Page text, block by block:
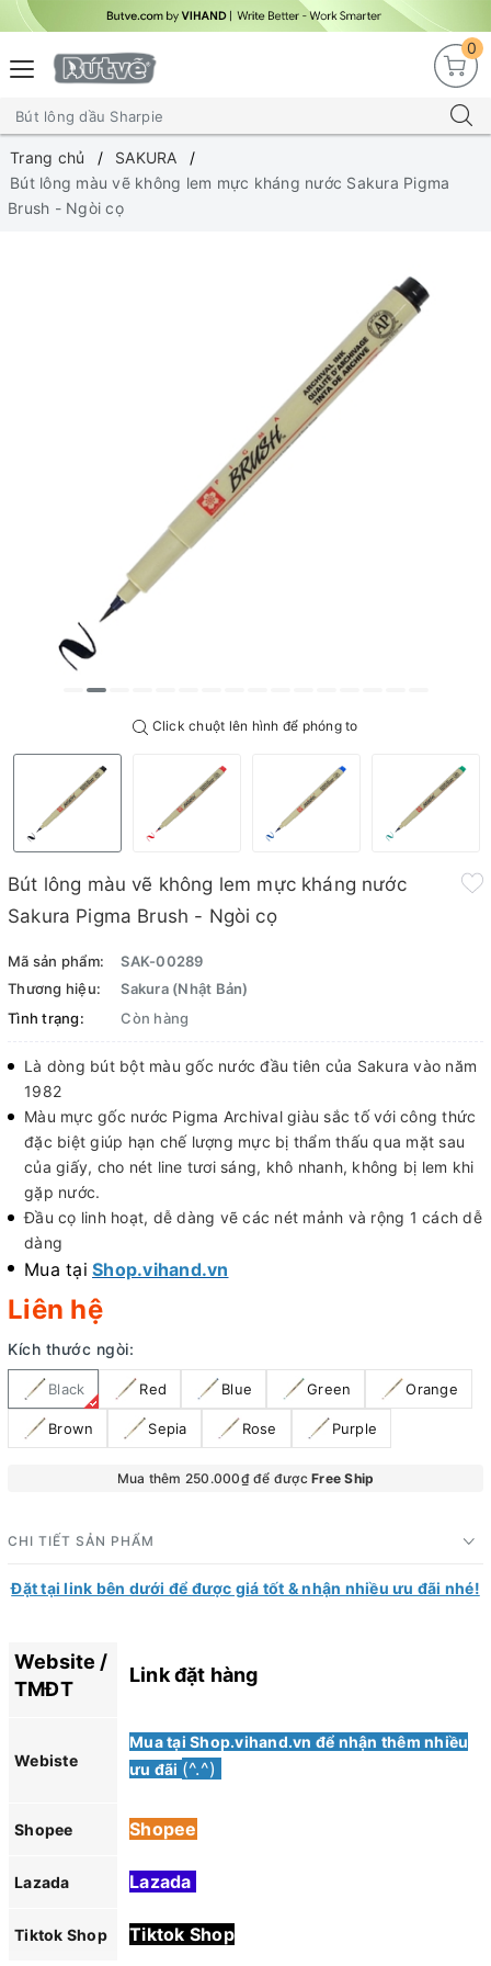
0
Trang chủ
SAKURA
Bút lông màu vẽ không lem mực kháng nước Sakura Pigma
Brush - Ngòi cọ
Click chuột lên hình để phóng to
Bút lông màu vẽ không lem mực kháng nước
Sakura Pigma Brush - Ngòi cọ
Mã sản phẩm:
SAK-00289
Thương hiệu:
Sakura (Nhật Bản)
Tình trạng:
Còn hàng
Là dòng bút bột màu gốc nước đầu tiên của Sakura vào năm
1982
Màu mực gốc nước Pigma Archival giàu sắc tố với công thức
đặc biệt giúp hạn chế lượng mực bị thẩm thấu qua mặt sau
của giấy, cho nét line tươi sáng, khô nhanh, không bị lem khi
gặp nước.
Đầu cọ linh hoạt, dễ dàng vẽ các nét mảnh và rộng 1 cách dễ
dàng
Mua tại Shop.vihand.vn
Liên hệ
Kích thước ngòi:
Black Red Blue Green Orange
Brown Sepia Rose Purple
Mua thêm 250.000₫ để đượcFree Ship
CHI TIẾT SẢN PHẨM
Đặt tại link bên dưới để được giá tốt & nhận nhiều ưu đãi nhé!
Website /
TMĐT
Link đặt hàng
Webiste
Mua tại Shop.vihand.vn để nhận thêm nhiều
ưu đãi (^.^)
Shopee Shopee
Lazada Lazada
Tiktok Shop Tiktok Shop